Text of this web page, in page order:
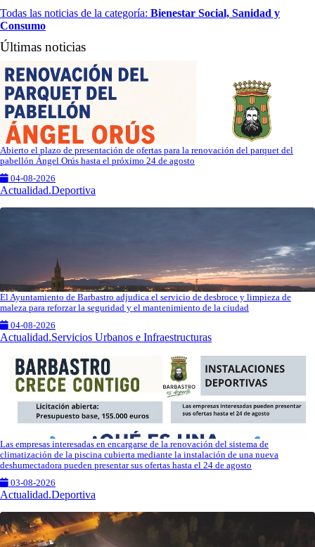
Todas las noticias de la categoría: Bienestar Social, Sanidad y
Consumo
Últimas noticias
Abierto el plazo de presentación de ofertas para la renovación del parquet del
pabellón Ángel Orús hasta el próximo 24 de agosto
04-08-2026
Actualidad.Deportiva
El Ayuntamiento de Barbastro adjudica el servicio de desbroce y limpieza de
maleza para reforzar la seguridad y el mantenimiento de la ciudad
04-08-2026
Actualidad.Servicios Urbanos e Infraestructuras
Las empresas interesadas en encargarse de la renovación del sistema de
climatización de la piscina cubierta mediante la instalación de una nueva
deshumectadora pueden presentar sus ofertas hasta el 24 de agosto
03-08-2026
Actualidad.Deportiva